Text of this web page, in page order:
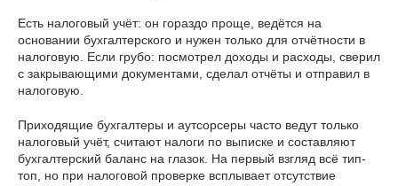
Есть налоговый учёт: он гораздо проще, ведётся на
основании бухгалтерского и нужен только для отчётности в
налоговую. Если грубо: посмотрел доходы и расходы, сверил
с закрывающими документами, сделал отчёты и отправил в
налоговую.
Приходящие бухгалтеры и аутсорсеры часто ведут только
налоговый учёт, считают налоги по выписке и составляют
бухгалтерский баланс на глазок. На первый взгляд всё тип-
топ, но при налоговой проверке всплывает отсутствие